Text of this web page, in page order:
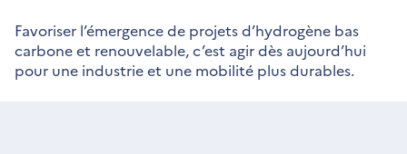
Favoriser l’émergence de projets d’hydrogène bas
carbone et renouvelable, c’est agir dès aujourd’hui
pour une industrie et une mobilité plus durables.